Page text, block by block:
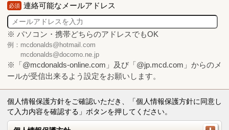
必須 連絡可能なメールアドレス
※ パソコン・携帯どちらのアドレスでもOK
例：mcdonalds@hotmail.com
mcdonalds@docomo.ne.jp
※「@mcdonalds-online.com」及び「@jp.mcd.com」からのメ
ールが受信出来るよう設定をお願いします。
個人情報保護方針をご確認いただき、「個人情報保護方針に同意し
て入力内容を確認する」ボタンを押してください。